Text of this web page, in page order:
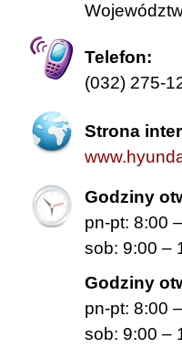
Telefon:
(032) 275-
Strona
Godziny
pn-pt: 8:00
sob: 9:00 –
Godziny
pn-pt: 8:00
sob: 9:00 –